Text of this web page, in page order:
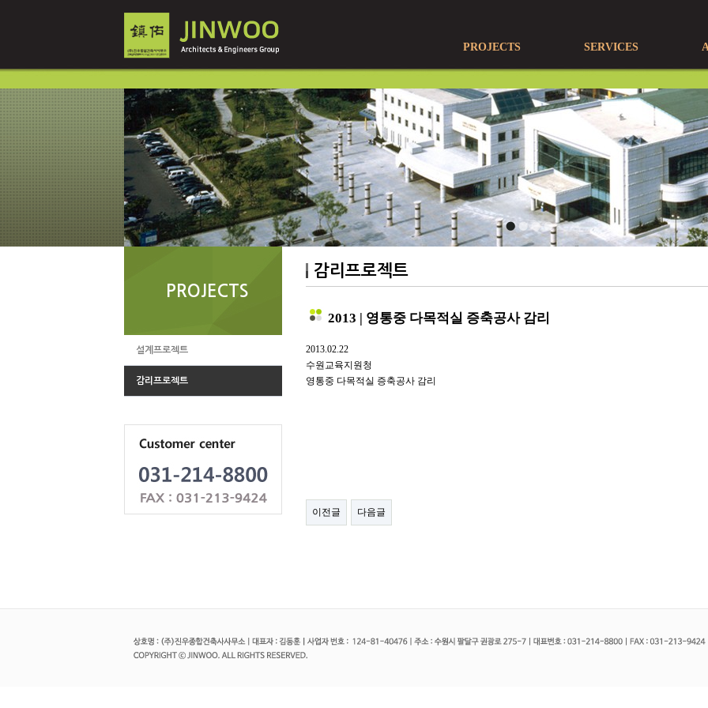
PROJECTS SERVICES
PROJECTS
설계프로젝트
감리프로젝트
감리프로젝트
2013 | 영통중 다목적실 증축공사 감리
2013.02.22
수원교육지원청
영통중 다목적실 증축공사 감리
이전글 다음글